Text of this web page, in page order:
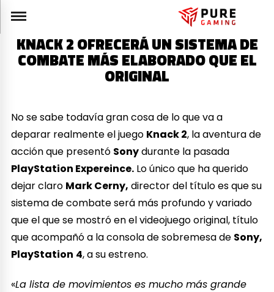
KNACK 2 OFRECERÁ UN SISTEMA DE
COMBATE MÁS ELABORADO QUE EL
ORIGINAL
No se sabe todavía gran cosa de lo que va a
deparar realmente el juego Knack 2, la aventura de
acción que presentó Sonydurante la pasada
PlayStation Expereince. Lo único que ha querido
dejar claro Mark Cerny, director del título es que su
sistema de combate será más profundo y variado
que el que se mostró en el videojuego original, título
que acompañó a la consola de sobremesa de Sony,
PlayStation 4, a su estreno.
«La lista de movimientos es mucho más grande